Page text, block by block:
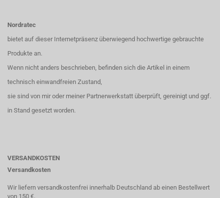
Nordratec
bietet auf dieser Internetpräsenz überwiegend hochwertige gebrauchte
Produkte an.
Wenn nicht anders beschrieben, befinden sich die Artikel in einem
technisch einwandfreien Zustand,
sie sind von mir oder meiner Partnerwerkstatt überprüft, gereinigt und ggf.
in Stand gesetzt worden.
VERSANDKOSTEN
Versandkosten
Wir liefern versandkostenfrei innerhalb Deutschland ab einen Bestellwert
von 150 €.